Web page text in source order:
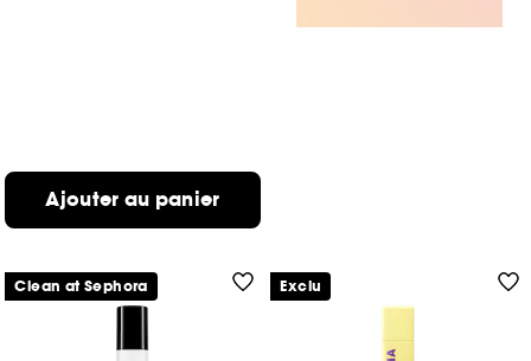
Ajouter au panier
Clean at Sephora Exclu